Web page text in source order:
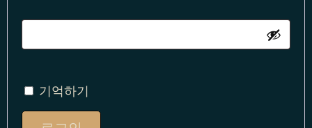
기억하기